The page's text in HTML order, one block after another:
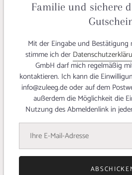
@anjajaron hat sich einen
Sommerlook
Für den Zweiteiler aus unserem
sie sich für die Schnittmuster #101
die Hose 'Loverdayle' von
wird perfekt abgerundet mit
@fibremood mit unserem
ahoi!⛵
Unasewing2021hat sich gleich
Panamastretch 'Scarlet'
der burdastyle ist ein schlichtes
Wow-Faktor durch den
Shirt 'Fielder' ist vonMerchant &
passenden Bündchen
Eyecatcher!
Familie und sichere
Mit der Eingabe und Bestätigung
stimme ich der
GmbH darf mich regelmäßig
kontaktieren. Ich kann die
info@zuleeg.de oder auf dem
außerdem die Möglichkeit die
Nutzung des Abmeldenlink in